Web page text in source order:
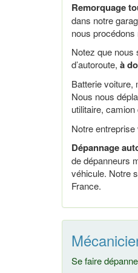
Remorquage
dans notre
nous
Notez que nous
d’autoroute, à
Batterie voiture,
Nous nous
utilitaire,
Notre
Dépannage
de dépanneurs
véhicule. Notre
France.
Se faire